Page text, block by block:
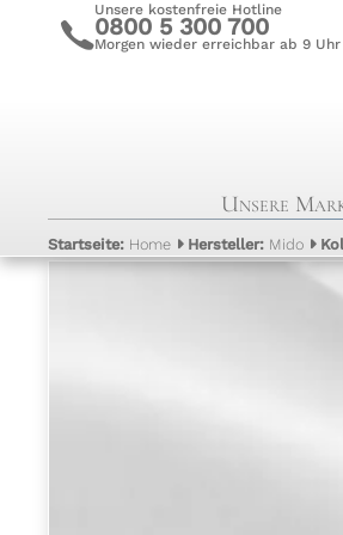
c
Unsere kostenfreie Hotline
0800 5 300 700
Morgen wieder erreichbar ab 9 Uhr
Unsere
Startseite: Home Hersteller: Mido